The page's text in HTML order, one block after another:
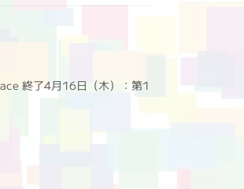
終了4月16日（木）：第1